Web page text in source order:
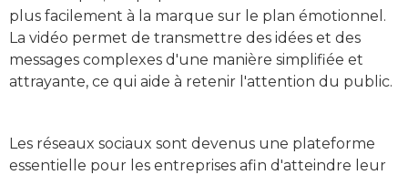
plus facilement à la marque sur le plan émotionnel.
La vidéo permet de transmettre des idées et des
messages complexes d'une manière simplifiée et
attrayante, ce qui aide à retenir l'attention du public.
Les réseaux sociaux sont devenus une plateforme
essentielle pour les entreprises afin d'atteindre leur